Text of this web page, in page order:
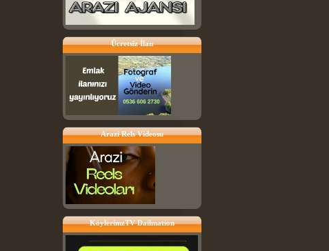
Ücretsiz İlan
Arazi Rels Videosu
KöylerimzTV Dailmation